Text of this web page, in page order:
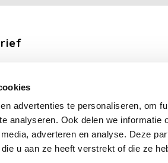
advertenties te personaliseren, om
analyseren. Ook delen we informatie
adverteren en analyse. Deze
u aan ze heeft verstrekt of die ze